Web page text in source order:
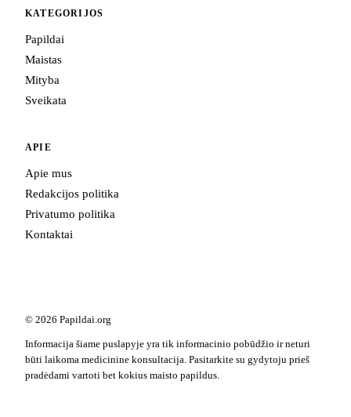
KATEGORIJOS
Papildai
Maistas
Mityba
Sveikata
APIE
Apie mus
Redakcijos politika
Privatumo politika
Kontaktai
© 2026 Papildai.org
Informacija šiame puslapyje yra tik informacinio pobūdžio ir neturi
būti laikoma medicinine konsultacija. Pasitarkite su gydytoju prieš
pradėdami vartoti bet kokius maisto papildus.